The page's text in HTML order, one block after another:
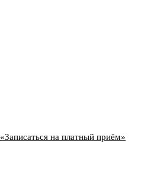
«Записаться на платный приём»